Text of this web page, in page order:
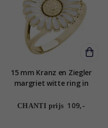
15 mm Kranz en Ziegler
margriet witte ring in
emaille
CHANTI prijs 109,-